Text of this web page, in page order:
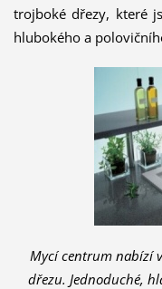
trojboké dřezy, které
hlubokého a
Mycí centrum nabízí
dřezu. Jednoduché,